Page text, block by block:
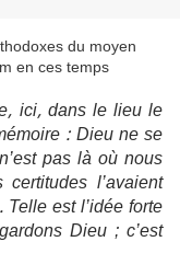
du moyen
en ces temps
ici, dans le lieu le
: Dieu ne se
pas là où nous
l’avaient
est l’idée forte
Dieu ; c’est